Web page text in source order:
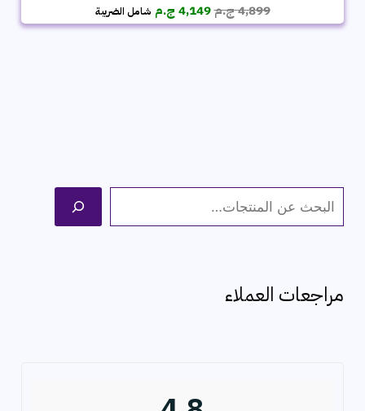
4,899ج.مالسعر
الأصلي
4,149 ج.م السعر
الحالي
شامل الضريبة
ل
ث
مراجعات العملاء